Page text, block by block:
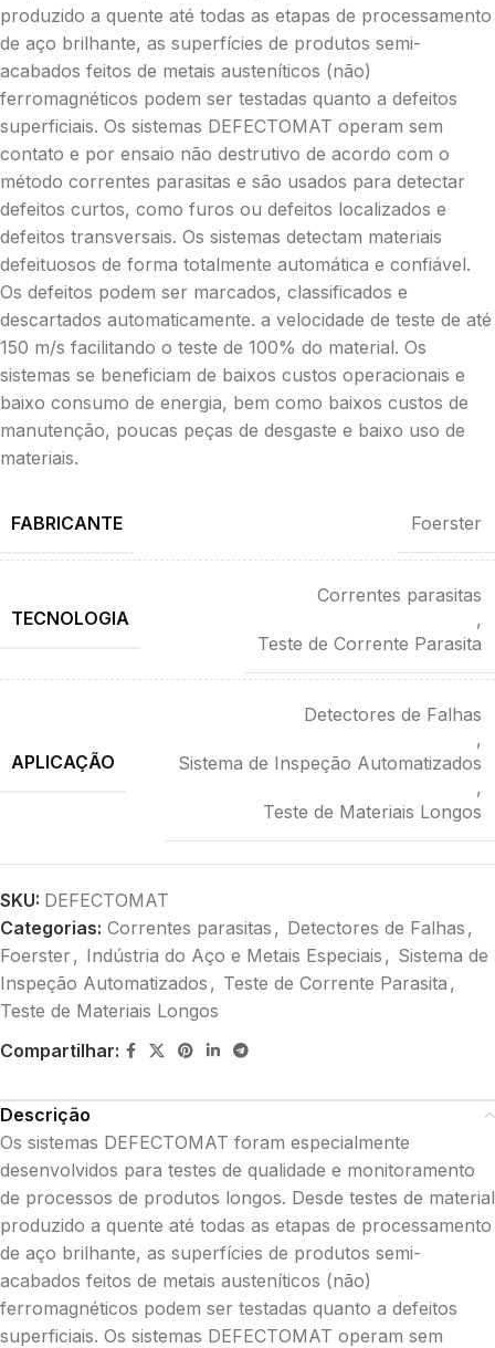
produzido a quente até todas as etapas de processamento
de aço brilhante, as superfícies de produtos semi-
acabados feitos de metais austeníticos (não)
ferromagnéticos podem ser testadas quanto a defeitos
superficiais. Os sistemas DEFECTOMAT operam sem
contato e por ensaio não destrutivo de acordo com o
método correntes parasitas e são usados para detectar
defeitos curtos, como furos ou defeitos localizados e
defeitos transversais. Os sistemas detectam materiais
defeituosos de forma totalmente automática e confiável.
Os defeitos podem ser marcados, classificados e
descartados automaticamente. a velocidade de teste de até
150 m/s facilitando o teste de 100% do material. Os
sistemas se beneficiam de baixos custos operacionais e
baixo consumo de energia, bem como baixos custos de
manutenção, poucas peças de desgaste e baixo uso de
materiais.
FABRICANTE Foerster
TECNOLOGIA
Correntes parasitas
,
Teste de Corrente Parasita
APLICAÇÃO
Detectores de Falhas
,
Sistema de Inspeção Automatizados
,
Teste de Materiais Longos
SKU: DEFECTOMAT
Categorias: Correntes parasitas , Detectores de Falhas ,
Foerster , Indústria do Aço e Metais Especiais , Sistema de
Inspeção Automatizados , Teste de Corrente Parasita ,
Teste de Materiais Longos
Compartilhar:
Descrição
Os sistemas DEFECTOMAT foram especialmente
desenvolvidos para testes de qualidade e monitoramento
de processos de produtos longos. Desde testes de material
produzido a quente até todas as etapas de processamento
de aço brilhante, as superfícies de produtos semi-
acabados feitos de metais austeníticos (não)
ferromagnéticos podem ser testadas quanto a defeitos
superficiais. Os sistemas DEFECTOMAT operam sem